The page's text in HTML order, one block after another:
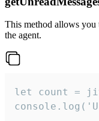
This method allows you
the agent.
let count =